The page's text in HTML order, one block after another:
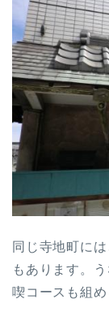
同じ寺地町に
もあります。
喫コースも組め